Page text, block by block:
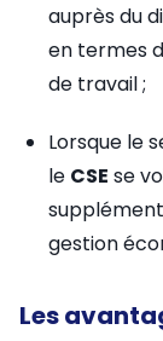
auprès du
en termes
de travail ;
Lorsque le
le CSE se
gestion
Les